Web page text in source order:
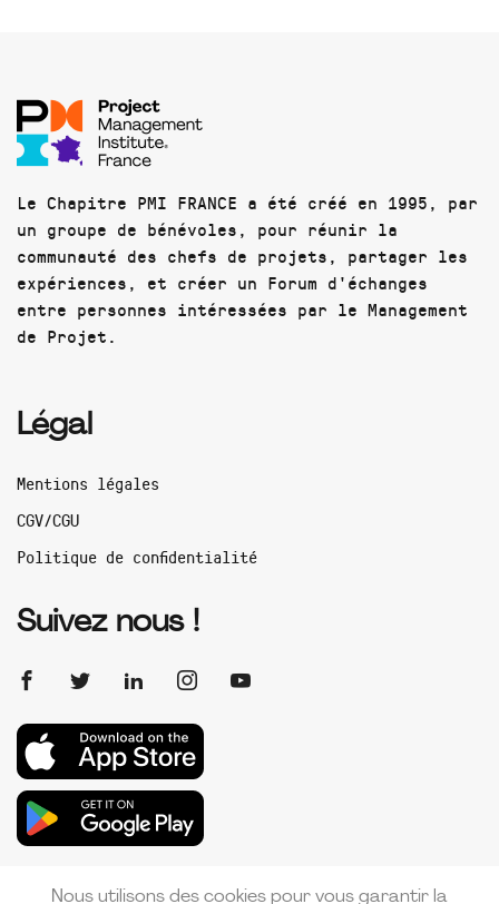
Le Chapitre PMI FRANCE a été créé en 1995, par
un groupe de bénévoles, pour réunir la
communauté des chefs de projets, partager les
expériences, et créer un Forum d'échanges
entre personnes intéressées par le Management
de Projet.
Légal
Mentions légales
CGV/CGU
Politique de confidentialité
Suivez nous !
Nous utilisons des cookies pour vous garantir la